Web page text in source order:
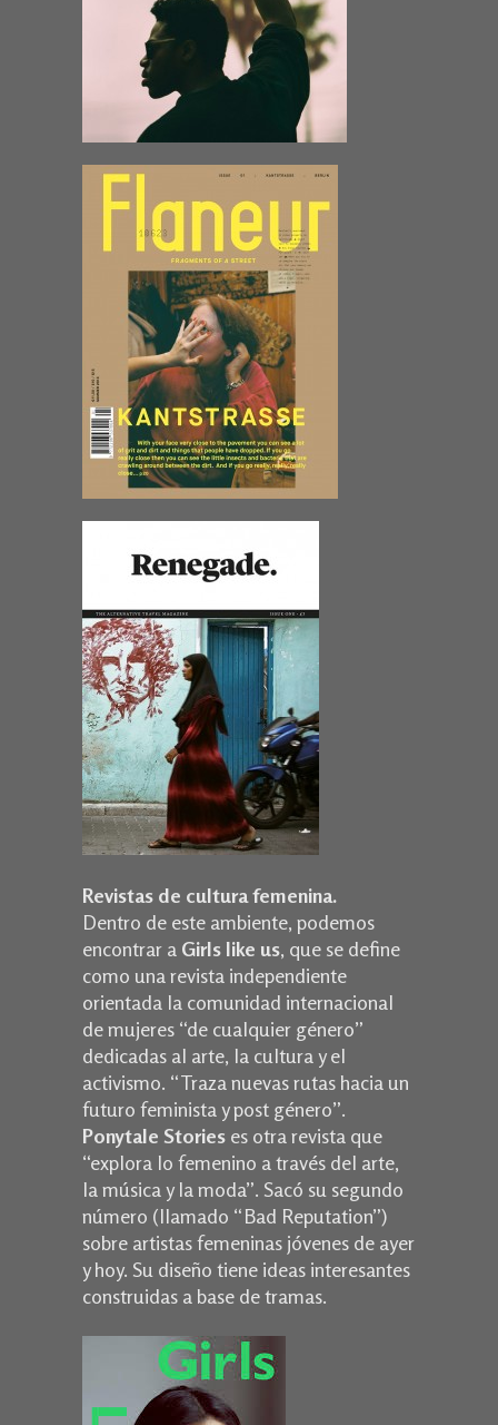
Revistas de cultura femenina.
Dentro de este ambiente, podemos
encontrar a Girls like us, que se define
como una revista independiente
orientada la comunidad internacional
de mujeres “de cualquier género”
dedicadas al arte, la cultura y el
activismo. “Traza nuevas rutas hacia un
futuro feminista y post género”.
Ponytale Stories es otra revista que
“explora lo femenino a través del arte,
la música y la moda”. Sacó su segundo
número (llamado “Bad Reputation”)
sobre artistas femeninas jóvenes de ayer
y hoy. Su diseño tiene ideas interesantes
construidas a base de tramas.